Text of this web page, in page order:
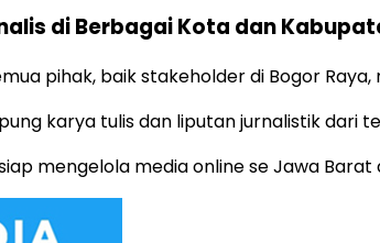
di Berbagai Kota dan
pihak, baik stakeholder di Bogor
karya tulis dan liputan jurnalistik dari
mengelola media online se Jawa